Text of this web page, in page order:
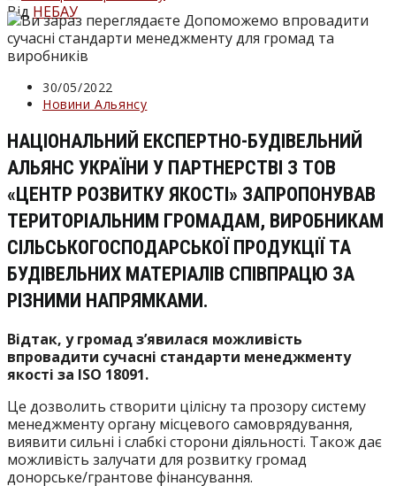
Від НЕБАУ
Запис
опубліковано:
30/05/2022
Категорія
Новини Альянсу
НАЦІОНАЛЬНИЙ ЕКСПЕРТНО-БУДІВЕЛЬНИЙ
АЛЬЯНС УКРАЇНИ У ПАРТНЕРСТВІ З ТОВ
«ЦЕНТР РОЗВИТКУ ЯКОСТІ» ЗАПРОПОНУВАВ
ТЕРИТОРІАЛЬНИМ ГРОМАДАМ, ВИРОБНИКАМ
СІЛЬСЬКОГОСПОДАРСЬКОЇ ПРОДУКЦІЇ ТА
БУДІВЕЛЬНИХ МАТЕРІАЛІВ СПІВПРАЦЮ ЗА
РІЗНИМИ НАПРЯМКАМИ.
Відтак, у громад з’явилася можливість
впровадити сучасні стандарти менеджменту
якості за ISO 18091.
Це дозволить створити цілісну та прозору систему
менеджменту органу місцевого самоврядування,
виявити сильні і слабкі сторони діяльності. Також дає
можливість залучати для розвитку громад
донорське/грантове фінансування.